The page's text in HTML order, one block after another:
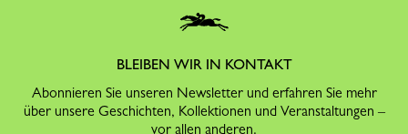
BLEIBEN WIR IN KONTAKT
Abonnieren Sie unseren Newsletter und erfahren Sie mehr
über unsere Geschichten, Kollektionen und Veranstaltungen –
vor allen anderen.